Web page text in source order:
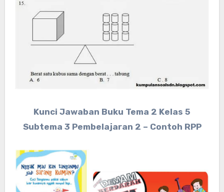
Kunci Jawaban Buku Tema 2 Kelas 5
Subtema 3 Pembelajaran 2 – Contoh RPP